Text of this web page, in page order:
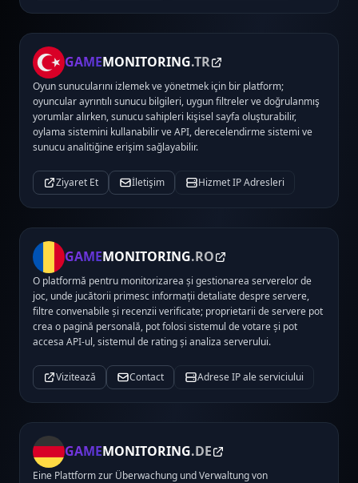
GAMEMONITORING.TR
Oyun sunucularını izlemek ve yönetmek için bir platform;
oyuncular ayrıntılı sunucu bilgileri, uygun filtreler ve doğrulanmış
yorumlar alırken, sunucu sahipleri kişisel sayfa oluşturabilir,
oylama sistemini kullanabilir ve API, derecelendirme sistemi ve
sunucu analitiğine erişim sağlayabilir.
Ziyaret Et İletişim Hizmet IP Adresleri
GAMEMONITORING.RO
O platformă pentru monitorizarea și gestionarea serverelor de
joc, unde jucătorii primesc informații detaliate despre servere,
filtre convenabile și recenzii verificate; proprietarii de servere pot
crea o pagină personală, pot folosi sistemul de votare și pot
accesa API-ul, sistemul de rating și analiza serverului.
Vizitează Contact Adrese IP ale serviciului
GAMEMONITORING.DE
Eine Plattform zur Überwachung und Verwaltung von